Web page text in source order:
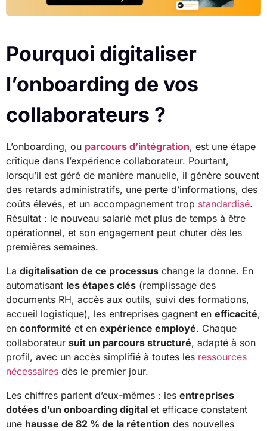
Pourquoi digitaliser
l’onboarding de vos
collaborateurs ?
L’onboarding, ou parcours d’intégration, est une étape
critique dans l’expérience collaborateur. Pourtant,
lorsqu’il est géré de manière manuelle, il génère souvent
des retards administratifs, une perte d’informations, des
coûts élevés, et un accompagnement trop standardisé.
Résultat : le nouveau salarié met plus de temps à être
opérationnel, et son engagement peut chuter dès les
premières semaines.
La digitalisation de ce processus change la donne. En
automatisant les étapes clés (remplissage des
documents RH, accès aux outils, suivi des formations,
accueil logistique), les entreprises gagnent en efficacité,
en conformité et en expérience employé. Chaque
collaborateur suit un parcours structuré, adapté à son
profil, avec un accès simplifié à toutes les ressources
nécessaires dès le premier jour.
Les chiffres parlent d’eux-mêmes : les entreprises
dotées d’un onboarding digital et efficace constatent
une hausse de 82 % de la rétention des nouvelles